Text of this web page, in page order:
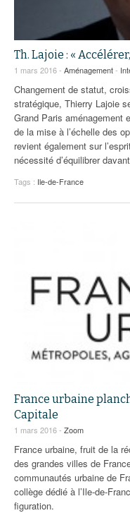
Th. Lajoie : «
1 mars 2016 - Aménagement-
Changement de statut,
stratégique, Thierry Lajoie
Grand Paris aménagement
de la mise à l’échelle des
revient également sur
nécessité d’équilibrer
Tags : Ile-de-France
France urbaine
Capitale
1 mars 2016 - Zoom
France urbaine, fruit de la
des grandes villes de
communautés urbaine de
collège dédié à l’Ile-de-
figuration.